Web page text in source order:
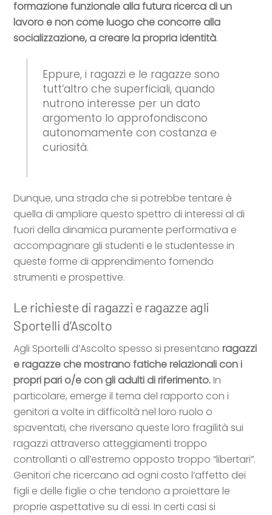
formazione funzionale alla futura ricerca di un
lavoro e non come luogo che concorre alla
socializzazione, a creare la propria identità.
Eppure, i ragazzi e le ragazze sono
tutt’altro che superficiali, quando
nutrono interesse per un dato
argomento lo approfondiscono
autonomamente con costanza e
curiosità.
Dunque, una strada che si potrebbe tentare è
quella di ampliare questo spettro di interessi al di
fuori della dinamica puramente performativa e
accompagnare gli studenti e le studentesse in
queste forme di apprendimento fornendo
strumenti e prospettive.
Le richieste di ragazzi e ragazze agli
Sportelli d’Ascolto
Agli Sportelli d’Ascolto spesso si presentano ragazzi
e ragazze che mostrano fatiche relazionali con i
propri pari o/e con gli adulti di riferimento.In
particolare, emerge il tema del rapporto con i
genitori a volte in difficoltà nel loro ruolo o
spaventati, che riversano queste loro fragilità sui
ragazzi attraverso atteggiamenti troppo
controllanti o all’estremo opposto troppo “libertari”.
Genitori che ricercano ad ogni costo l’affetto dei
figli e delle figlie o che tendono a proiettare le
proprie aspettative su di essi. In certi casi si